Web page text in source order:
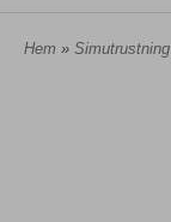
Hem » Simutrustning